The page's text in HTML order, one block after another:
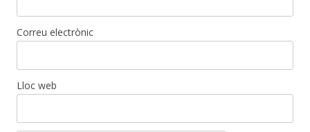
Correu electrònic
Lloc web